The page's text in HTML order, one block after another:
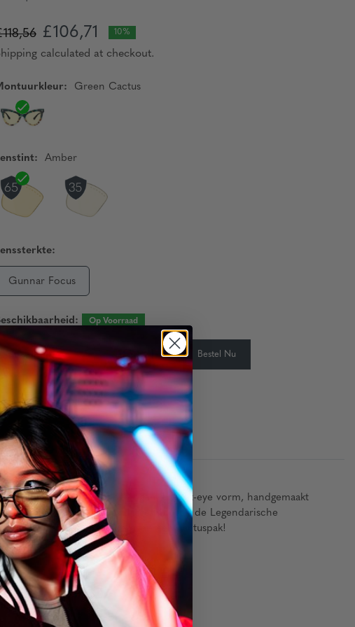
£106,71 10%
calculated at checkout.
Green Cactus
Amber
Gunnar Focus
Op Voorraad
- + Bestel Nu
blauw licht en droge ogen. De cat-eye vorm, handgemaakt
Premium lenscoatings dragen bij aan de Legendarische
een paar op en geef je ogen een cactuspak!